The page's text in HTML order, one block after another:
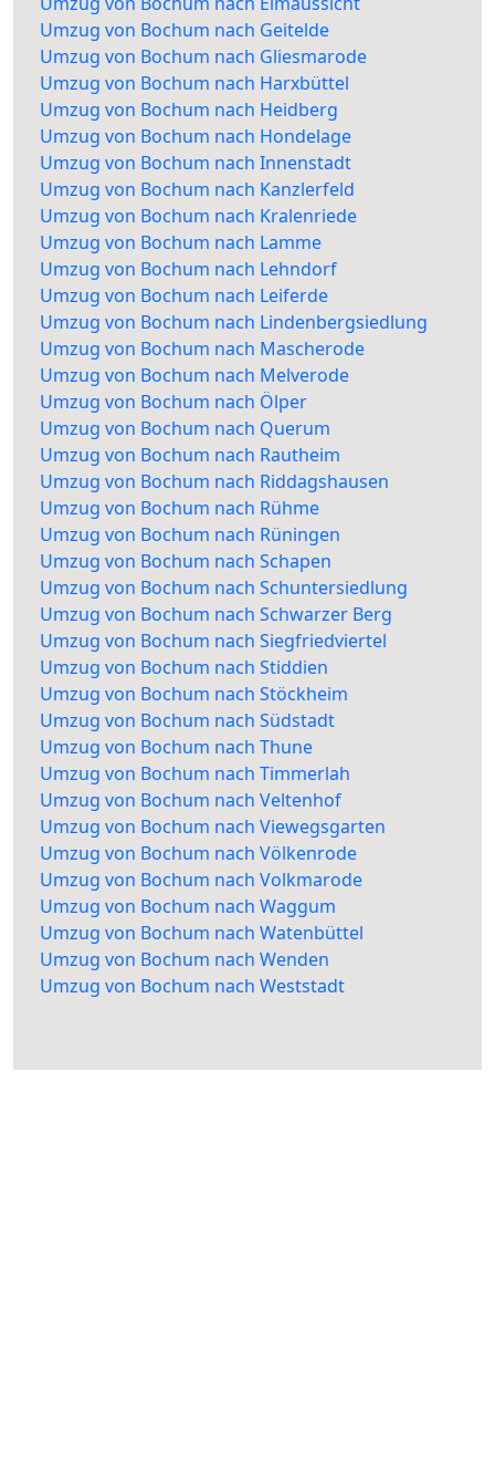
Umzug von Bochum nach Geitelde
Umzug von Bochum nach Gliesmarode
Umzug von Bochum nach Harxbüttel
Umzug von Bochum nach Heidberg
Umzug von Bochum nach Hondelage
Umzug von Bochum nach Innenstadt
Umzug von Bochum nach Kanzlerfeld
Umzug von Bochum nach Kralenriede
Umzug von Bochum nach Lamme
Umzug von Bochum nach Lehndorf
Umzug von Bochum nach Leiferde
Umzug von Bochum nach Lindenbergsiedlung
Umzug von Bochum nach Mascherode
Umzug von Bochum nach Melverode
Umzug von Bochum nach Ölper
Umzug von Bochum nach Querum
Umzug von Bochum nach Rautheim
Umzug von Bochum nach Riddagshausen
Umzug von Bochum nach Rühme
Umzug von Bochum nach Rüningen
Umzug von Bochum nach Schapen
Umzug von Bochum nach Schuntersiedlung
Umzug von Bochum nach Schwarzer Berg
Umzug von Bochum nach Siegfriedviertel
Umzug von Bochum nach Stiddien
Umzug von Bochum nach Stöckheim
Umzug von Bochum nach Südstadt
Umzug von Bochum nach Thune
Umzug von Bochum nach Timmerlah
Umzug von Bochum nach Veltenhof
Umzug von Bochum nach Viewegsgarten
Umzug von Bochum nach Völkenrode
Umzug von Bochum nach Volkmarode
Umzug von Bochum nach Waggum
Umzug von Bochum nach Watenbüttel
Umzug von Bochum nach Wenden
Umzug von Bochum nach Weststadt